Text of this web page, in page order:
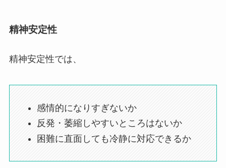
精神安定性
精神安定性では、
感情的になりすぎないか
反発・萎縮しやすいところはないか
困難に直面しても冷静に対応できるか